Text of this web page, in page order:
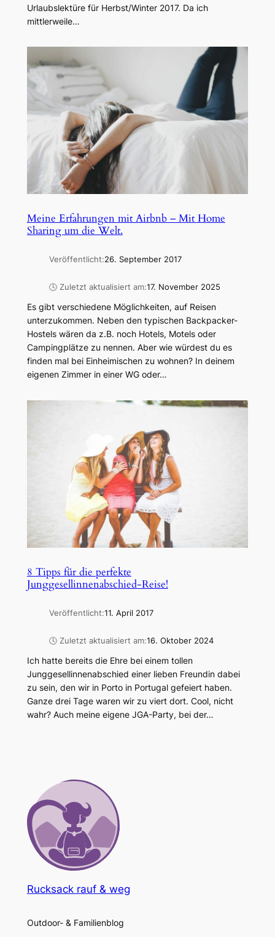
Urlaubslektüre für Herbst/Winter 2017. Da ich
mittlerweile…
Meine Erfahrungen mit Airbnb – Mit Home
Sharing um die Welt.
Veröffentlicht:26. September 2017
🕓 Zuletzt aktualisiert am:17. November 2025
Es gibt verschiedene Möglichkeiten, auf Reisen
unterzukommen. Neben den typischen Backpacker-
Hostels wären da z.B. noch Hotels, Motels oder
Campingplätze zu nennen. Aber wie würdest du es
finden mal bei Einheimischen zu wohnen? In deinem
eigenen Zimmer in einer WG oder…
8 Tipps für die perfekte
Junggesellinnenabschied-Reise!
Veröffentlicht:11. April 2017
🕓 Zuletzt aktualisiert am:16. Oktober 2024
Ich hatte bereits die Ehre bei einem tollen
Junggesellinnenabschied einer lieben Freundin dabei
zu sein, den wir in Porto in Portugal gefeiert haben.
Ganze drei Tage waren wir zu viert dort. Cool, nicht
wahr? Auch meine eigene JGA-Party, bei der…
Rucksack rauf & weg
Outdoor- & Familienblog